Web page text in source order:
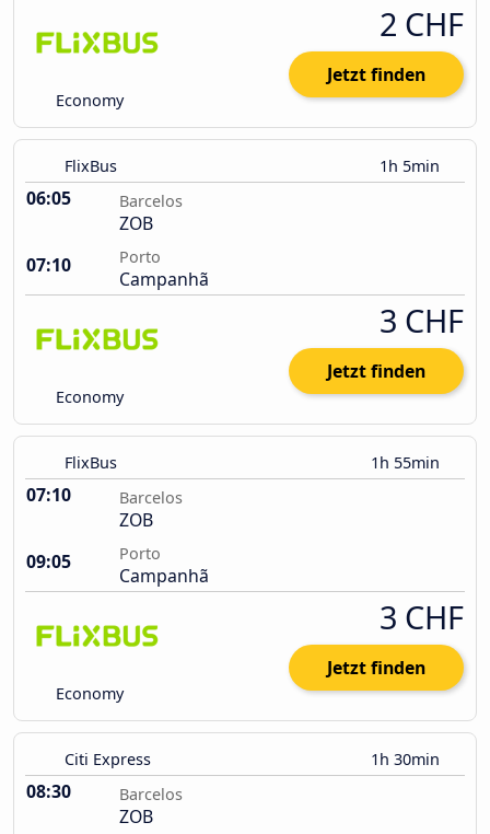
Economy
2 CHF
Jetzt finden
FlixBus 1h 5min
06:05 Barcelos
ZOB
07:10
Porto
Campanhã
Economy
3 CHF
Jetzt finden
FlixBus 1h 55min
07:10 Barcelos
ZOB
09:05
Porto
Campanhã
Economy
3 CHF
Jetzt finden
Citi Express 1h 30min
08:30 Barcelos
ZOB